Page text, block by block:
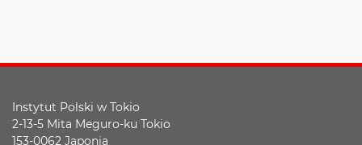
Instytut Polski w Tokio
2-13-5 Mita Meguro-ku Tokio
153-0062 Japonia